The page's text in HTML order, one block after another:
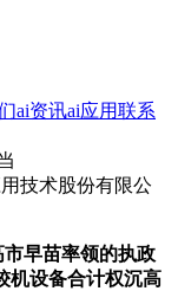
ai资讯ai应用联系
技术股份有限公
早苗率领的执政
机设备合计权沉高